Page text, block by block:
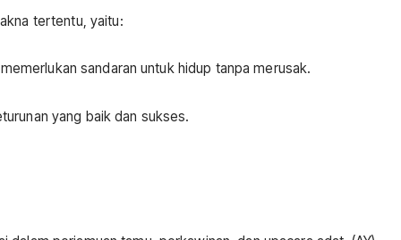
tertentu, yaitu:
sandaran untuk hidup tanpa merusak.
yang baik dan sukses.